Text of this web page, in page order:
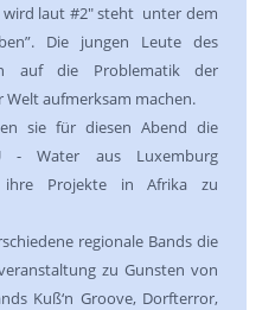
wird laut #2" steht unter dem
Die jungen Leute des
auf die Problematik der
aufmerksam machen.
sie für diesen Abend die
- Water aus Luxemburg
ihre Projekte in Afrika zu
regionale Bands die
zu Gunsten von
Kuß‘n Groove, Dorfterror,